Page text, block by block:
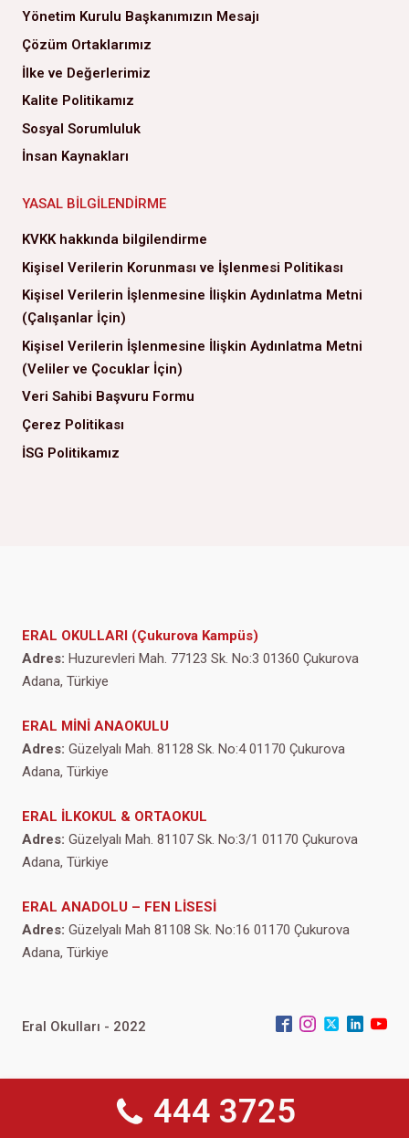
Yönetim Kurulu Başkanımızın Mesajı
Çözüm Ortaklarımız
İlke ve Değerlerimiz
Kalite Politikamız
Sosyal Sorumluluk
İnsan Kaynakları
YASAL BILGILENDIRME
KVKK hakkında bilgilendirme
Kişisel Verilerin Korunması ve İşlenmesi Politikası
Kişisel Verilerin İşlenmesine İlişkin Aydınlatma Metni
(Çalışanlar İçin)
Kişisel Verilerin İşlenmesine İlişkin Aydınlatma Metni
(Veliler ve Çocuklar İçin)
Veri Sahibi Başvuru Formu
Çerez Politikası
İSG Politikamız
ERAL OKULLARI (Çukurova Kampüs)
Adres: Huzurevleri Mah. 77123 Sk. No:3 01360 Çukurova
Adana, Türkiye
ERAL MİNİ ANAOKULU
Adres: Güzelyalı Mah. 81128 Sk. No:4 01170 Çukurova
Adana, Türkiye
ERAL İLKOKUL & ORTAOKUL
Adres: Güzelyalı Mah. 81107 Sk. No:3/1 01170 Çukurova
Adana, Türkiye
ERAL ANADOLU – FEN LİSESİ
Adres: Güzelyalı Mah 81108 Sk. No:16 01170 Çukurova
Adana, Türkiye
Eral Okulları - 2022
444 3725